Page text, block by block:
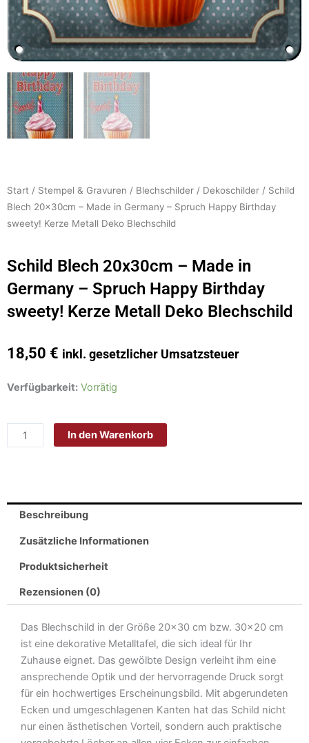
Start / Stempel & Gravuren / Blechschilder / Dekoschilder / Schild
Blech 20x30cm – Made in Germany – Spruch Happy Birthday
sweety! Kerze Metall Deko Blechschild
Schild Blech 20x30cm – Made in
Germany – Spruch Happy Birthday
sweety! Kerze Metall Deko Blechschild
18,50 € inkl. gesetzlicher Umsatzsteuer
Verfügbarkeit: Vorrätig
Schild
-
Spruch
Happy
sweety!
Kerze
Metall
Blechschild
Menge
In den Warenkorb
Beschreibung
Zusätzliche Informationen
Produktsicherheit
Rezensionen (0)
Das Blechschild in der Größe 20×30 cm bzw. 30×20 cm
ist eine dekorative Metalltafel, die sich ideal für Ihr
Zuhause eignet. Das gewölbte Design verleiht ihm eine
ansprechende Optik und der hervorragende Druck sorgt
für ein hochwertiges Erscheinungsbild. Mit abgerundeten
Ecken und umgeschlagenen Kanten hat das Schild nicht
nur einen ästhetischen Vorteil, sondern auch praktische